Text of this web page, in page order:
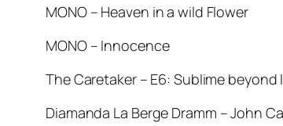
MONO – Heaven in a wild Flower
MONO – Innocence
The Caretaker – E6: Sublime beyond
Diamanda La Berge Dramm – John